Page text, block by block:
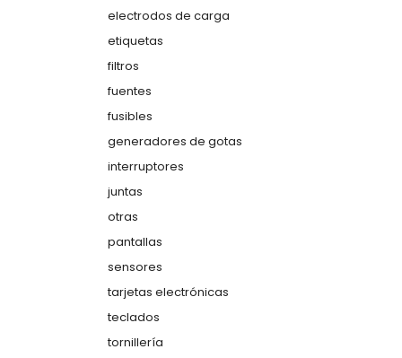
electrodos de carga
etiquetas
filtros
fuentes
fusibles
generadores de gotas
interruptores
juntas
otras
pantallas
sensores
tarjetas electrónicas
teclados
tornillería